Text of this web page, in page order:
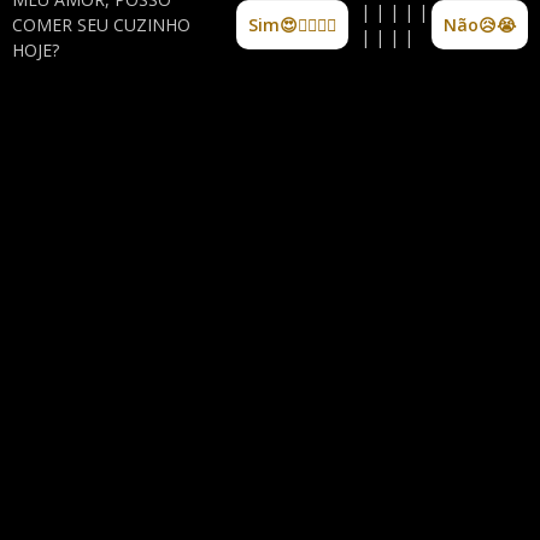
COMER SEU CUZINHO
HOJE?
Sim😍👩‍❤️‍💋‍👨
| | | | |
| | | |
Não😥😭